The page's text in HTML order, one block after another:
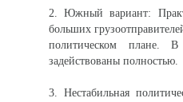
2. Южный вариант:
больших
политическом плане.
задействованы полностью.
3. Нестабильная